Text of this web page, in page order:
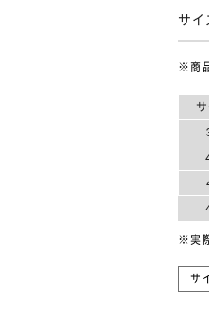
サイ
※商
※実
サ